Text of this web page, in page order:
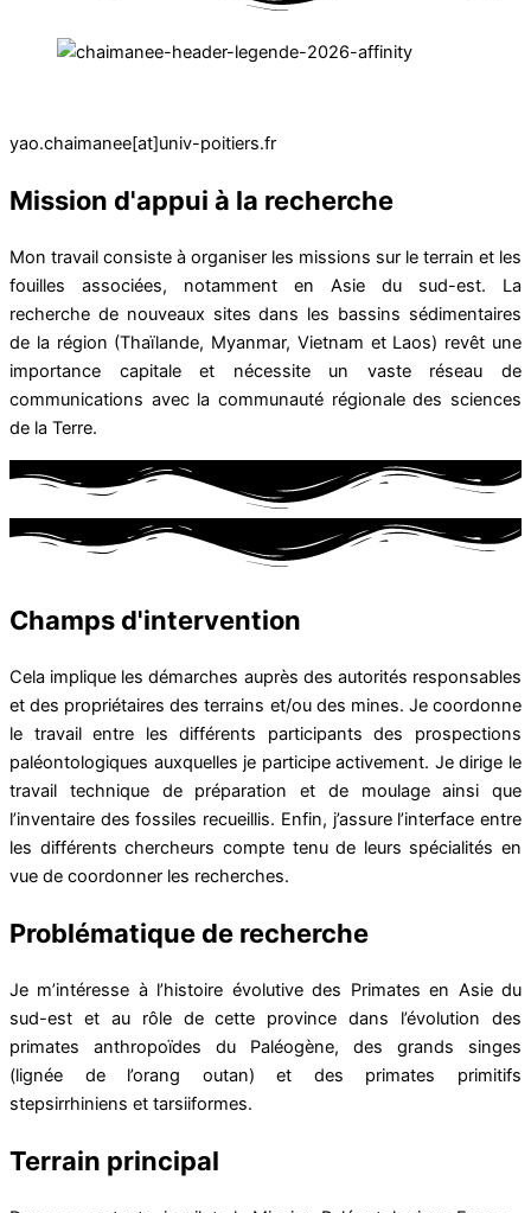
yao.chaimanee[at]univ-poitiers.fr
Mission d'appui à la recherche
Mon travail consiste à organiser les missions sur le terrain et les
fouilles associées, notamment en Asie du sud-est. La
recherche de nouveaux sites dans les bassins sédimentaires
de la région (Thaïlande, Myanmar, Vietnam et Laos) revêt une
importance capitale et nécessite un vaste réseau de
communications avec la communauté régionale des sciences
de la Terre.
Champs d'intervention
Cela implique les démarches auprès des autorités responsables
et des propriétaires des terrains et/ou des mines. Je coordonne
le travail entre les différents participants des prospections
paléontologiques auxquelles je participe activement. Je dirige le
travail technique de préparation et de moulage ainsi que
l’inventaire des fossiles recueillis. Enfin, j’assure l’interface entre
les différents chercheurs compte tenu de leurs spécialités en
vue de coordonner les recherches.
Problématique de recherche
Je m’intéresse à l’histoire évolutive des Primates en Asie du
sud-est et au rôle de cette province dans l’évolution des
primates anthropoïdes du Paléogène, des grands singes
(lignée de l’orang outan) et des primates primitifs
stepsirrhiniens et tarsiiformes.
Terrain principal